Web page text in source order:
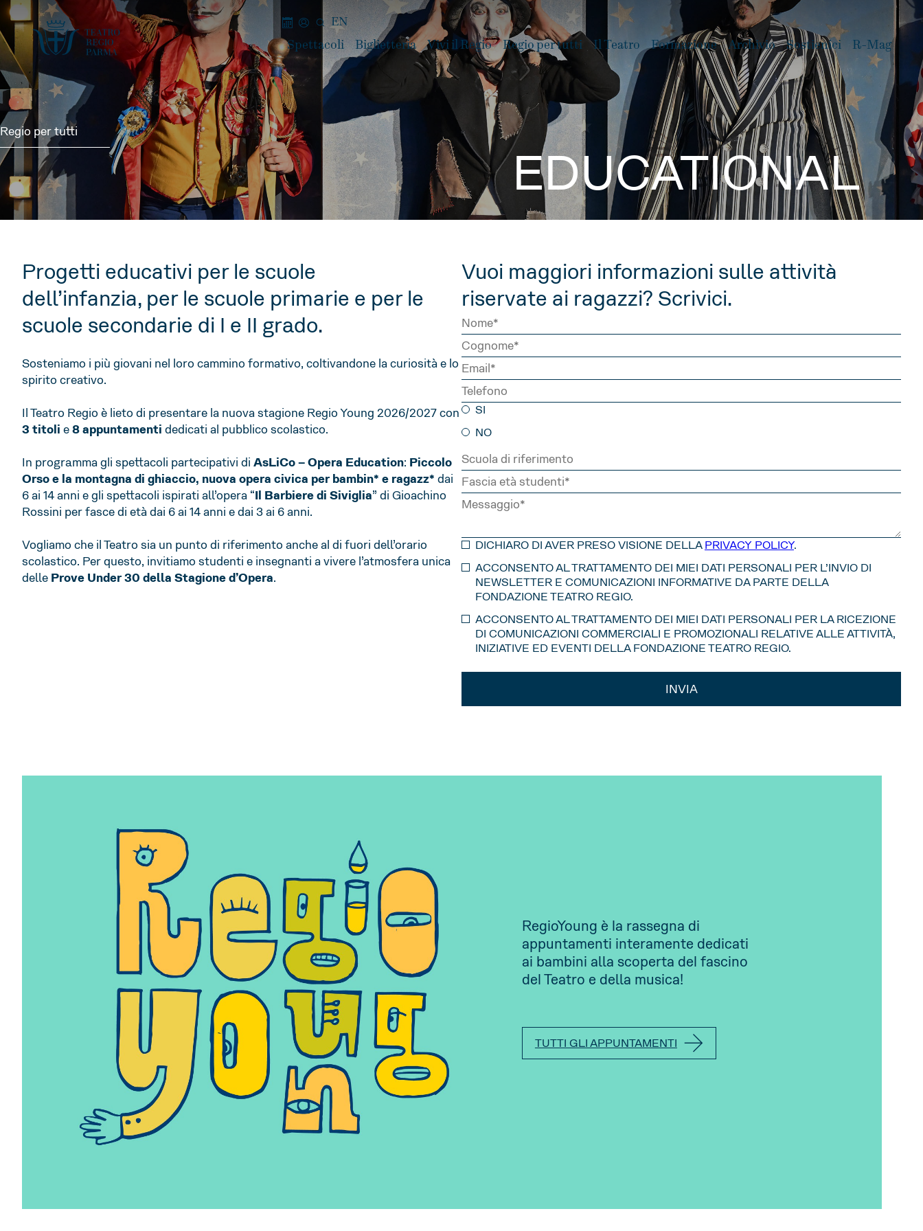
EN
Spettacoli Biglietteria Vivi il Regio Regio per tutti Il Teatro Formazione Archivio Sostienici R-Mag
Regio per tutti
EDUCATIONAL
Progetti educativi per le scuole
dell’infanzia, per le scuole primarie e per le
scuole secondarie di I e II grado.
Sosteniamo i più giovani nel loro cammino formativo, coltivandone la curiosità e lo
spirito creativo.
Il Teatro Regio è lieto di presentare la nuova stagione Regio Young 2026/2027 con
3 titoli e8 appuntamenti dedicati al pubblico scolastico.
In programma gli spettacoli partecipativi di AsLiCo – Opera Education: Piccolo
Orso e la montagna di ghiaccio, nuova opera civica per bambin* e ragazz* dai
6 ai 14 anni e gli spettacoli ispirati all’opera “Il Barbiere di Siviglia” di Gioachino
Rossini per fasce di età dai 6 ai 14 anni e dai 3 ai 6 anni.
Vogliamo che il Teatro sia un punto di riferimento anche al di fuori dell’orario
scolastico. Per questo, invitiamo studenti e insegnanti a vivere l’atmosfera unica
delle Prove Under 30 della Stagione d’Opera.
Vuoi maggiori informazioni sulle attività
riservate ai ragazzi? Scrivici.
SI
NO
DICHIARO DI AVER PRESO VISIONE DELLAPRIVACY POLICY.
ACCONSENTO AL TRATTAMENTO DEI MIEI DATI PERSONALI PER L’INVIO DI
NEWSLETTER E COMUNICAZIONI INFORMATIVE DA PARTE DELLA
FONDAZIONE TEATRO REGIO.
ACCONSENTO AL TRATTAMENTO DEI MIEI DATI PERSONALI PER LA RICEZIONE
DI COMUNICAZIONI COMMERCIALI E PROMOZIONALI RELATIVE ALLE ATTIVITÀ,
INIZIATIVE ED EVENTI DELLA FONDAZIONE TEATRO REGIO.
INVIA
RegioYoung è la rassegna di
appuntamenti interamente dedicati
ai bambini alla scoperta del fascino
del Teatro e della musica!
TUTTI GLI APPUNTAMENTI